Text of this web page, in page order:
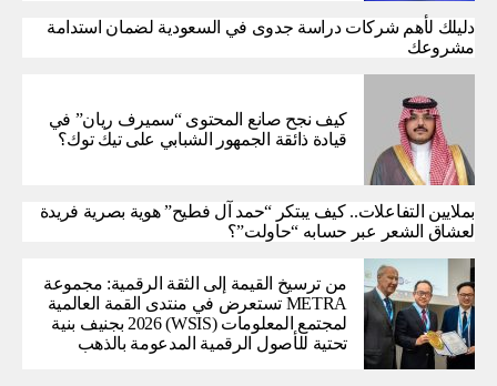
دليلك لأهم شركات دراسة جدوى في السعودية لضمان استدامة
مشروعك
كيف نجح صانع المحتوى “سميرف ريان” في
قيادة ذائقة الجمهور الشبابي على تيك توك؟
بملايين التفاعلات.. كيف يبتكر “حمد آل فطيح” هوية بصرية فريدة
لعشاق الشعر عبر حسابه “حاولت”؟
من ترسيخ القيمة إلى الثقة الرقمية: مجموعة
METRA تستعرض في منتدى القمة العالمية
لمجتمع المعلومات (WSIS) 2026 بجنيف بنية
تحتية للأصول الرقمية المدعومة بالذهب